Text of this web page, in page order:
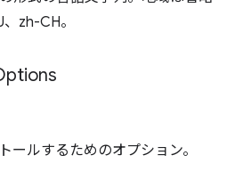
zh-CH。
ールするためのオプション。